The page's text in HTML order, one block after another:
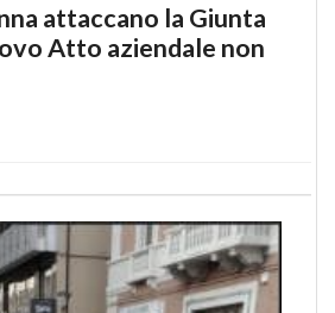
attaccano la Giunta
Atto aziendale non